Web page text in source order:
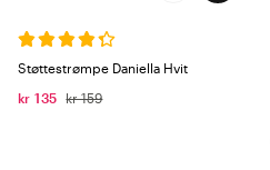
Støttestrømpe Daniella Hvit
kr 135
kr 159